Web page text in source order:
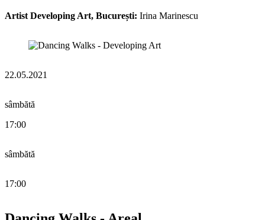
Artist Developing Art, București: Irina Marinescu
22.05.2021
sâmbătă
17:00
sâmbătă
17:00